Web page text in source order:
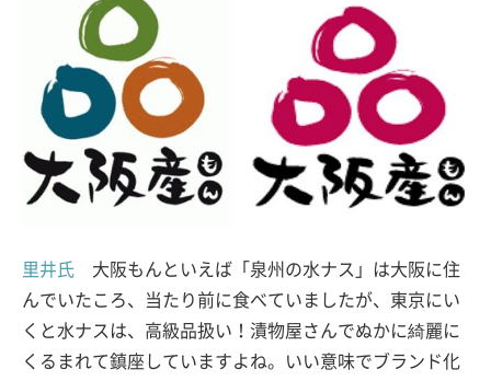
里井氏 大阪もんといえば「泉州の水ナス」は大阪に住
んでいたころ、当たり前に食べていましたが、東京にい
くと水ナスは、高級品扱い！漬物屋さんでぬかに綺麗に
くるまれて鎮座していますよね。いい意味でブランド化